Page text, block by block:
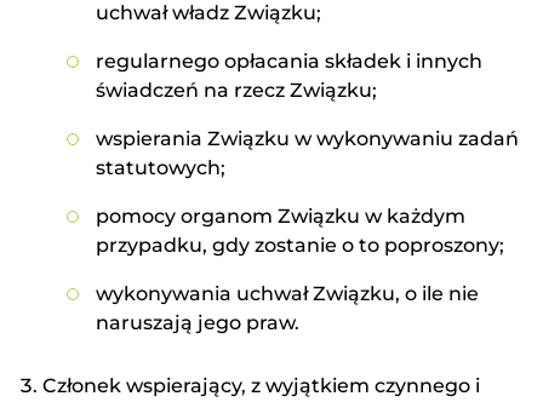
uchwał władz Związku;
regularnego opłacania składek i innych
świadczeń na rzecz Związku;
wspierania Związku w wykonywaniu zadań
statutowych;
pomocy organom Związku w każdym
przypadku, gdy zostanie o to poproszony;
wykonywania uchwał Związku, o ile nie
naruszają jego praw.
Członek wspierający, z wyjątkiem czynnego i